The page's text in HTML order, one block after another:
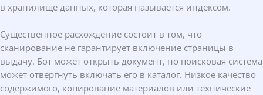
в хранилище данных, которая называется индексом.
Существенное расхождение состоит в том, что
сканирование не гарантирует включение страницы в
выдачу. Бот может открыть документ, но поисковая система
может отвергнуть включать его в каталог. Низкое качество
содержимого, копирование материалов или технические